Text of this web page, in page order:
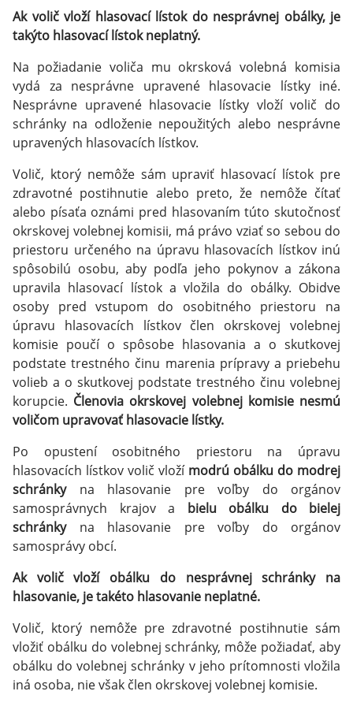
Ak volič vloží hlasovací lístok do nesprávnej obálky, je
takýto hlasovací lístok neplatný.
Na požiadanie voliča mu okrsková volebná komisia
vydá za nesprávne upravené hlasovacie lístky iné.
Nesprávne upravené hlasovacie lístky vloží volič do
schránky na odloženie nepoužitých alebo nesprávne
upravených hlasovacích lístkov.
Volič, ktorý nemôže sám upraviť hlasovací lístok pre
zdravotné postihnutie alebo preto, že nemôže čítať
alebo písaťa oznámi pred hlasovaním túto skutočnosť
okrskovej volebnej komisii, má právo vziať so sebou do
priestoru určeného na úpravu hlasovacích lístkov inú
spôsobilú osobu, aby podľa jeho pokynov a zákona
upravila hlasovací lístok a vložila do obálky. Obidve
osoby pred vstupom do osobitného priestoru na
úpravu hlasovacích lístkov člen okrskovej volebnej
komisie poučí o spôsobe hlasovania a o skutkovej
podstate trestného činu marenia prípravy a priebehu
volieb a o skutkovej podstate trestného činu volebnej
korupcie. Členovia okrskovej volebnej komisie nesmú
voličom upravovať hlasovacie lístky.
Po opustení osobitného priestoru na úpravu
hlasovacích lístkov volič vloží modrú obálku do modrej
schránkyna hlasovanie pre voľby do orgánov
samosprávnych krajov a bielu obálku
do bielej
schránkyna hlasovanie pre voľby do orgánov
samosprávy obcí.
Ak volič vloží obálku do nesprávnej schránky na
hlasovanie, je takéto hlasovanie neplatné.
Volič, ktorý nemôže pre zdravotné postihnutie sám
vložiť obálku do volebnej schránky, môže požiadať, aby
obálku do volebnej schránky v jeho prítomnosti vložila
iná osoba, nie však člen okrskovej volebnej komisie.